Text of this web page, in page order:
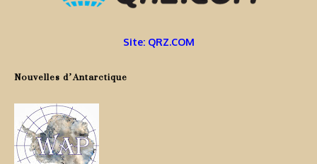
Site: QRZ.COM
Nouvelles d’Antarctique